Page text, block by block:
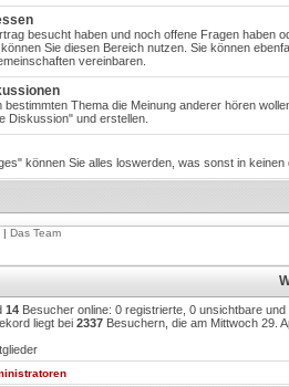
besucht haben und noch offene Fragen haben
Sie diesen Bereich nutzen. Sie können
vereinbaren.
bestimmten Thema die Meinung anderer hören
Diskussion" und erstellen.
können Sie alles loswerden, was sonst in
| Das Team
14 Besucher online: 0 registrierte, 0 unsichtbare
liegt bei 2337 Besuchern, die am Mittwoch 29.